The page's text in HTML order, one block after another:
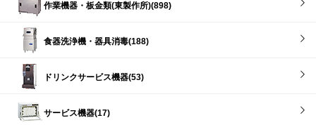
作業機器・板金類(東製作所)(898)
食器洗浄機・器具消毒(188)
ドリンクサービス機器(53)
サービス機器(17)